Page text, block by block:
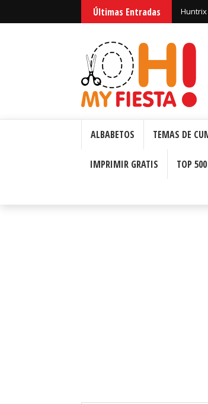
Últimas Entradas
ALBABETOS TEMAS DE
IMPRIMIR GRATIS TOP 500